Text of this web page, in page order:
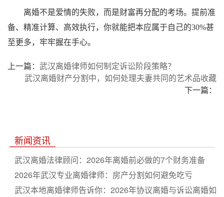
离婚不是爱情的失败，而是财富再分配的考场。提前准
备、精准计算、高效执行，你就能把本应属于自己的30%甚
至更多，牢牢握在手心。
上一篇： 武汉离婚律师如何制定诉讼阶段策略？
武汉离婚财产分割中，如何处理夫妻共同的艺术品收藏
下一篇：
新闻资讯
武汉离婚法律顾问：2026年离婚前必做的7个财务准备
2026年武汉专业离婚律师：房产分割如何避免吃亏
武汉本地离婚律师告诉你：2026年协议离婚与诉讼离婚如